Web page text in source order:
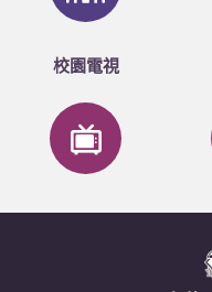
校園電視